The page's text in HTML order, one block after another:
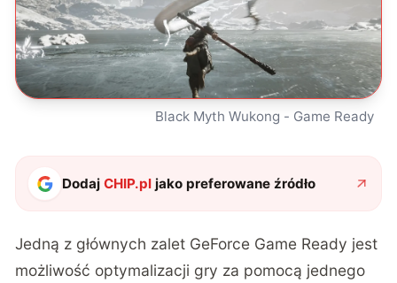
Black Myth Wukong - Game Ready
DodajCHIP.pl jako preferowane źródło
Jedną z głównych zalet GeForce Game Ready jest
możliwość optymalizacji gry za pomocą jednego